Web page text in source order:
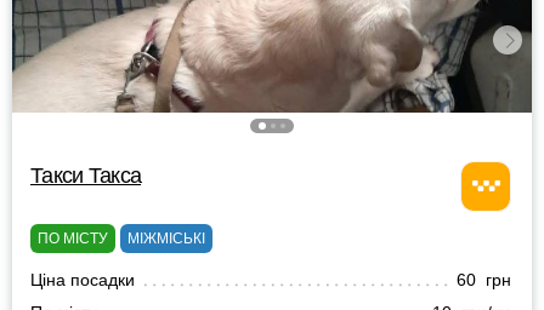
Такси Такса
ПО МІСТУ МІЖМІСЬКІ
Ціна посадки
60 грн